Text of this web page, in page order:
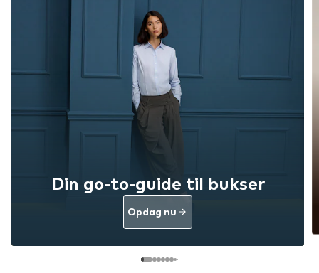
Din go-to-guide til bukser
Opdag nu